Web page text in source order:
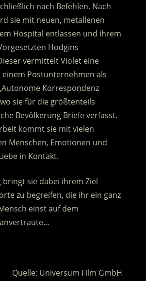
nach Befehlen. Nach
sie mit neuen, metallenen
Hospital entlassen und ihrem
Hodgins
vermittelt Violet eine
einem Postunternehmen als
Korrespondenz
sie für die größtenteils
Bevölkerung Briefe verfasst.
kommt sie mit vielen
Menschen, Emotionen und
in Kontakt.
bringt sie dabei ihrem Ziel
zu begreifen, die ihr ein ganz
einst auf dem
Quelle: Universum Film GmbH